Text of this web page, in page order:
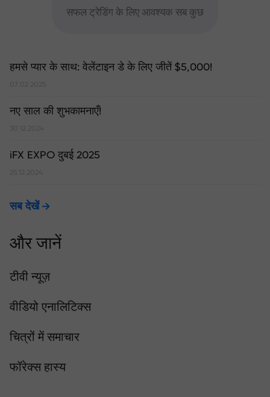
सफल ट्रेडिंग के लिए आवश्यक सब कुछ
हमसे प्यार के साथ: वेलेंटाइन डे के लिए जीतें $5,000!
नए साल की शुभकामनाएँ!
30.12.2024
iFX EXPO दुबई 2025
25.12.2024
सब देखें
और जानें
टीवी न्यूज़
वीडियो एनालिटिक्स
चित्रों में समाचार
फॉरेक्स हास्य